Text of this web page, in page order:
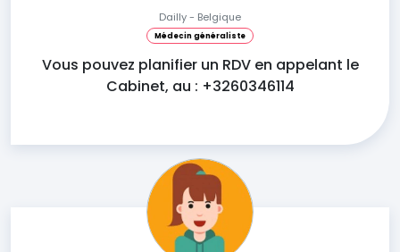
Dailly - Belgique
Médecin généraliste
Vous pouvez planifier un RDV en appelant le
Cabinet, au : +3260346114